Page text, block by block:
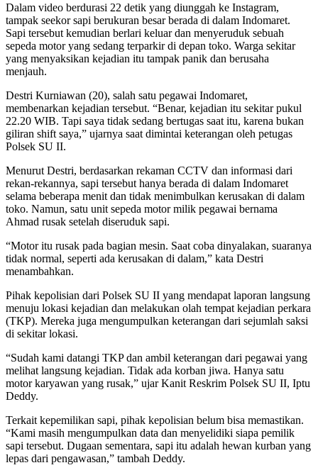
Dalam video berdurasi 22 detik yang diunggah ke Instagram,
tampak seekor sapi berukuran besar berada di dalam Indomaret.
Sapi tersebut kemudian berlari keluar dan menyeruduk sebuah
sepeda motor yang sedang terparkir di depan toko. Warga sekitar
yang menyaksikan kejadian itu tampak panik dan berusaha
menjauh.
Destri Kurniawan (20), salah satu pegawai Indomaret,
membenarkan kejadian tersebut. “Benar, kejadian itu sekitar pukul
22.20 WIB. Tapi saya tidak sedang bertugas saat itu, karena bukan
giliran shift saya,” ujarnya saat dimintai keterangan oleh petugas
Polsek SU II.
Menurut Destri, berdasarkan rekaman CCTV dan informasi dari
rekan-rekannya, sapi tersebut hanya berada di dalam Indomaret
selama beberapa menit dan tidak menimbulkan kerusakan di dalam
toko. Namun, satu unit sepeda motor milik pegawai bernama
Ahmad rusak setelah diseruduk sapi.
“Motor itu rusak pada bagian mesin. Saat coba dinyalakan, suaranya
tidak normal, seperti ada kerusakan di dalam,” kata Destri
menambahkan.
Pihak kepolisian dari Polsek SU II yang mendapat laporan langsung
menuju lokasi kejadian dan melakukan olah tempat kejadian perkara
(TKP). Mereka juga mengumpulkan keterangan dari sejumlah saksi
di sekitar lokasi.
“Sudah kami datangi TKP dan ambil keterangan dari pegawai yang
melihat langsung kejadian. Tidak ada korban jiwa. Hanya satu
motor karyawan yang rusak,” ujar Kanit Reskrim Polsek SU II, Iptu
Deddy.
Terkait kepemilikan sapi, pihak kepolisian belum bisa memastikan.
“Kami masih mengumpulkan data dan menyelidiki siapa pemilik
sapi tersebut. Dugaan sementara, sapi itu adalah hewan kurban yang
lepas dari pengawasan,” tambah Deddy.